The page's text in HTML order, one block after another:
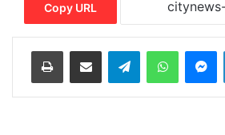
Copy URL
LinkedIn
Messenger
WhatsApp
Telegram
Share via Email
Print